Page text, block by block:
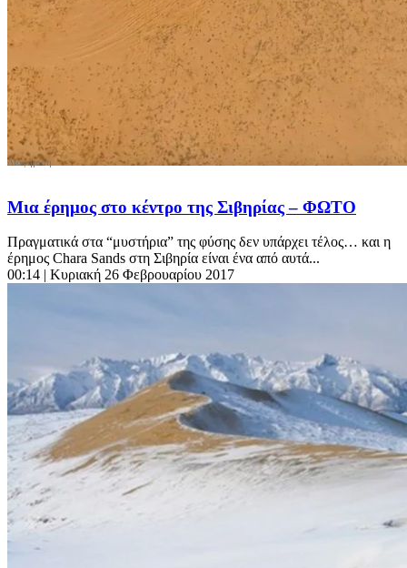
Μια έρημος στο κέντρο της Σιβηρίας – ΦΩΤΟ
Πραγματικά στα “μυστήρια” της φύσης δεν υπάρχει τέλος… και η
έρημος Chara Sands στη Σιβηρία είναι ένα από αυτά...
00:14 | Κυριακή 26 Φεβρουαρίου 2017